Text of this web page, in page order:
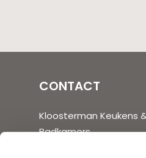
CONTACT
Kloosterman Keukens
Badkamers